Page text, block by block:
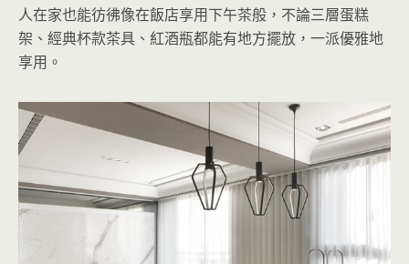
人在家也能彷彿像在飯店享用下午茶般，不論三層蛋糕
架、經典杯款茶具、紅酒瓶都能有地方擺放，一派優雅地
享用。